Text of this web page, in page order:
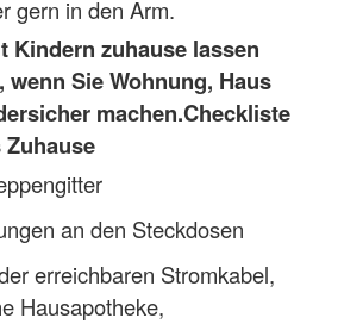
gern in den Arm.
Kindern zuhause lassen
Sie Wohnung, Haus
machen.Checkliste
an den Steckdosen
erreichbaren Stromkabel,
Hausapotheke,